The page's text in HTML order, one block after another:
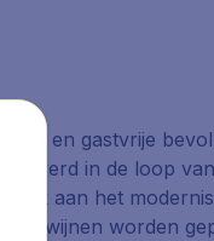
en gastvrije
werd in de loop
aan het
wijnen worden